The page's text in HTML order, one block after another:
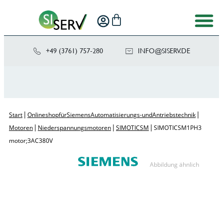
+49 (3761) 757-280 ED.VRE
SIS@OF
NI
Start | Onlineshop für Siemens Automatisierungs- und Antriebstechnik |
Motoren | Niederspannungsmotoren | SIMOTICS M | SIMOTICS M 1PH3
motor; 3AC 380V
Abbildung ähnlich